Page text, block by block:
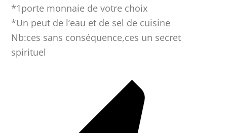
*1porte monnaie de votre choix
*Un peut de l’eau et de sel de cuisine
Nb:ces sans conséquence,ces un secret
spirituel